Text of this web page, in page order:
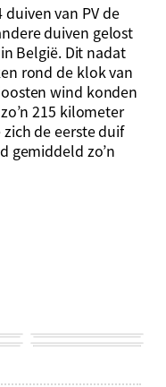
van PV de
duiven gelost
België. Dit nadat
rond de klok van
wind konden
215 kilometer
de eerste duif
gemiddeld zo’n